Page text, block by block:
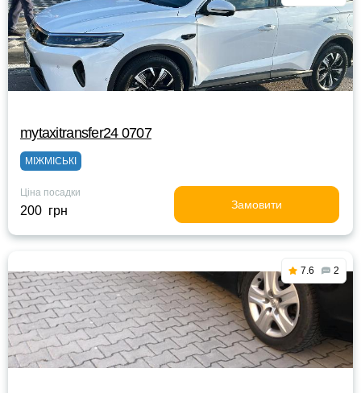
mytaxitransfer24 0707
МІЖМІСЬКІ
Ціна посадки
200 грн Замовити
7.6 2